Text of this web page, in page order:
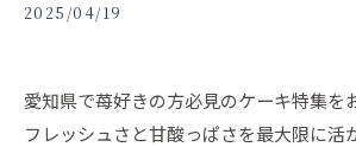
2025/04/19
愛知県で苺好きの方必見のケーキ特集を
フレッシュさと甘酸っぱさを最大限に活